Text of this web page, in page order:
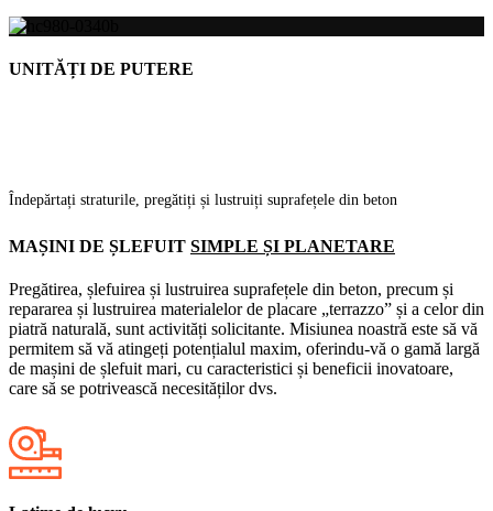
UNITĂȚI DE PUTERE
Îndepărtați straturile, pregătiți și lustruiți suprafețele din beton
MAȘINI DE ȘLEFUIT SIMPLE ȘI PLANETARE
Pregătirea, șlefuirea și lustruirea suprafețele din beton, precum și
repararea și lustruirea materialelor de placare „terrazzo” și a celor din
piatră naturală, sunt activități solicitante. Misiunea noastră este să vă
permitem să vă atingeți potențialul maxim, oferindu-vă o gamă largă
de mașini de șlefuit mari, cu caracteristici și beneficii inovatoare,
care să se potrivească necesităților dvs.